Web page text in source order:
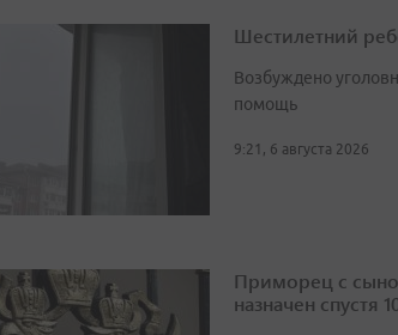
Шестилетний
Возбуждено
помощь
9:21, 6 августа 2026
Приморец с
назначен спустя